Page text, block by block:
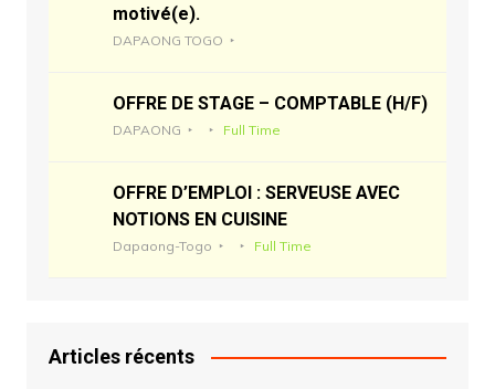
motivé(e).
DAPAONG TOGO
OFFRE DE STAGE – COMPTABLE (H/F)
DAPAONG Full Time
OFFRE D’EMPLOI : SERVEUSE AVEC
NOTIONS EN CUISINE
Dapaong-Togo Full Time
Articles récents